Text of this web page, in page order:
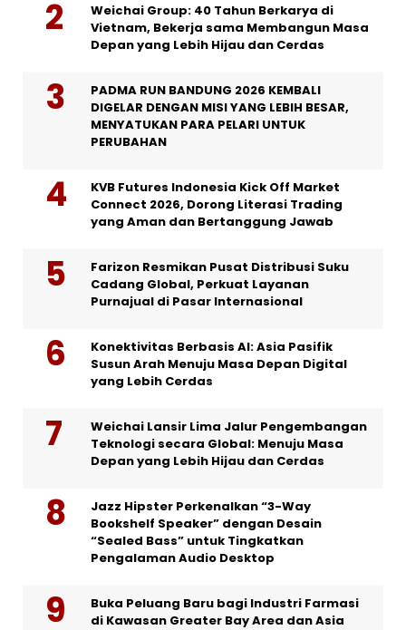
Weichai Group: 40 Tahun Berkarya di
Vietnam, Bekerja sama Membangun Masa
Depan yang Lebih Hijau dan Cerdas
PADMA RUN BANDUNG 2026 KEMBALI
DIGELAR DENGAN MISI YANG LEBIH BESAR,
MENYATUKAN PARA PELARI UNTUK
PERUBAHAN
KVB Futures Indonesia Kick Off Market
Connect 2026, Dorong Literasi Trading
yang Aman dan Bertanggung Jawab
Farizon Resmikan Pusat Distribusi Suku
Cadang Global, Perkuat Layanan
Purnajual di Pasar Internasional
Konektivitas Berbasis AI: Asia Pasifik
Susun Arah Menuju Masa Depan Digital
yang Lebih Cerdas
Weichai Lansir Lima Jalur Pengembangan
Teknologi secara Global: Menuju Masa
Depan yang Lebih Hijau dan Cerdas
Jazz Hipster Perkenalkan “3-Way
Bookshelf Speaker” dengan Desain
“Sealed Bass” untuk Tingkatkan
Pengalaman Audio Desktop
Buka Peluang Baru bagi Industri Farmasi
di Kawasan Greater Bay Area dan Asia